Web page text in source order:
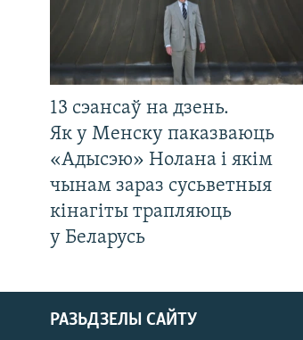
13 сэансаў на дзень.
Як у Менску паказваюць
«Адысэю» Нолана і якім
чынам зараз сусьветныя
кінагіты трапляюць
у Беларусь
РАЗЬДЗЕЛЫ САЙТУ